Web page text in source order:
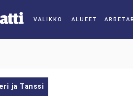
ALUEET
ja Tanssi